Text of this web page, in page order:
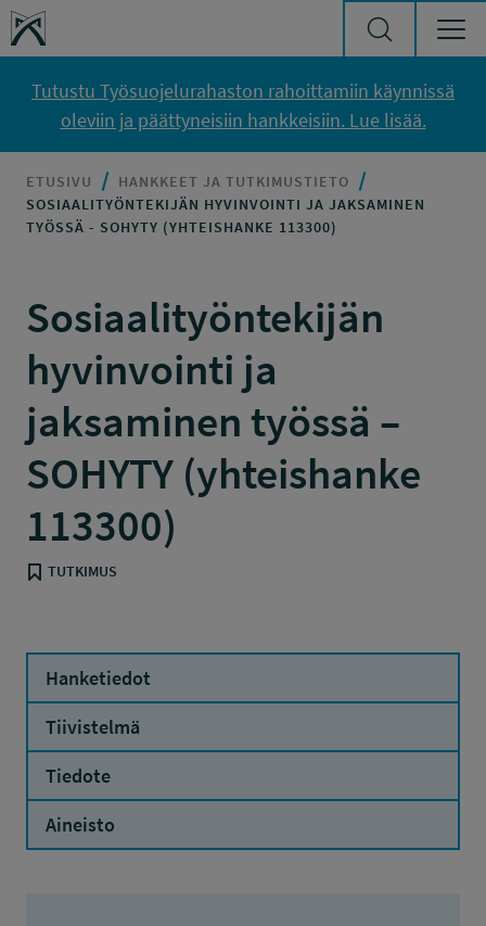
Siirry sisältöön
Työsuojelurahasto
Tutustu Työsuojelurahaston rahoittamiin käynnissä
oleviin ja päättyneisiin hankkeisiin. Lue lisää.
ETUSIVU
HANKKEET JA TUTKIMUSTIETO
SOSIAALITYÖNTEKIJÄN HYVINVOINTI JA JAKSAMINEN
TYÖSSÄ - SOHYTY (YHTEISHANKE 113300)
Sosiaalityöntekijän
hyvinvointi ja
jaksaminen työssä –
SOHYTY (yhteishanke
113300)
TUTKIMUS
Hanketiedot
Tiivistelmä
Tiedote
Aineisto